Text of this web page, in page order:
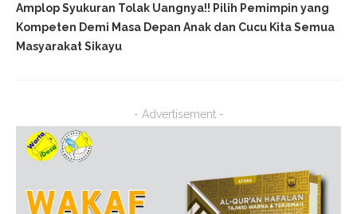
Amplop Syukuran Tolak Uangnya!! Pilih Pemimpin yang
Kompeten Demi Masa Depan Anak dan Cucu Kita Semua
Masyarakat Sikayu
- Advertisement -